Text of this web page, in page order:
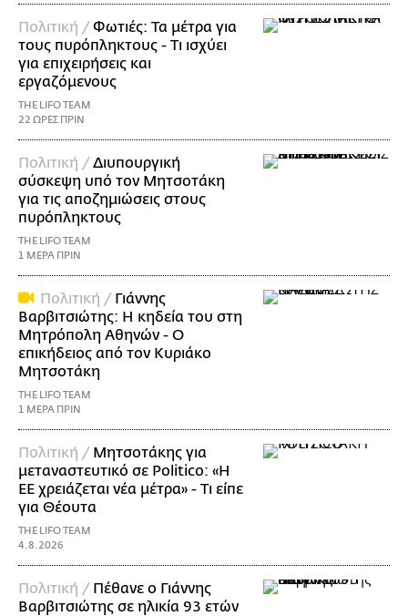
Πολιτική /Φωτιές: Τα μέτρα για
τους πυρόπληκτους - Τι ισχύει
για επιχειρήσεις και
εργαζόμενους
THE LIFO TEAM
22 ΩΡΕΣ ΠΡΙΝ
Πολιτική /Διυπουργική
σύσκεψη υπό τον Μητσοτάκη
για τις αποζημιώσεις στους
πυρόπληκτους
THE LIFO TEAM
1 ΜΕΡΑ ΠΡΙΝ
Πολιτική / Γιάννης
Βαρβιτσιώτης: Η κηδεία του στη
Μητρόπολη Αθηνών - Ο
επικήδειος από τον Κυριάκο
Μητσοτάκη
THE LIFO TEAM
1 ΜΕΡΑ ΠΡΙΝ
Πολιτική / Μητσοτάκης για
μεταναστευτικό σε Politico: «Η
ΕΕ χρειάζεται νέα μέτρα» - Τι είπε
για Θέουτα
THE LIFO TEAM
4.8.2026
Πολιτική / Πέθανε ο Γιάννης
Βαρβιτσιώτης σε ηλικία 93 ετών